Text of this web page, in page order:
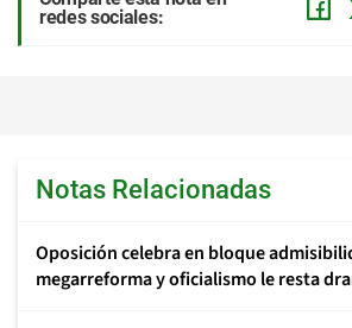
redes sociales:
Notas Relacionadas
Oposición celebra en bloque
megarreforma y oficialismo le resta